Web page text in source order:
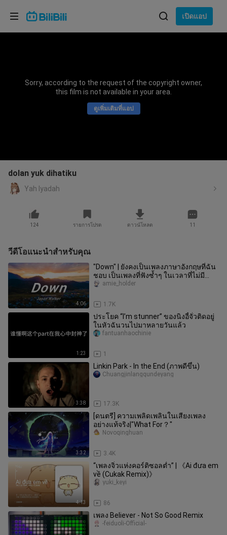
เปิดแอป
Sorry, according to the request of the copyright owner,
this film is not available in your area.
ดูเพิ่มเติมที่แอป
dolan yuk dihatiku
Yah Iyadah
124 รายการโปรด ดาวน์โหลด 11
วีดีโอแนะนำสำหรับคุณ
4:06
"Down" | ยังคงเป็นเพลงภาษาอังกฤษที่ฉัน
ชอบ เป็นเพลงที่ฟังซ้ำๆ ในเวลาที่ไม่มี
ความสุข
1.7K
amie_holder
1:23
ประโยค “I’m stunner” ของนิงอี้จั๋วติดอยู่
ในหัวฉันวนไปมาหลายวันแล้ว
1
fantuanhaochinie
3:38
Linkin Park - In the End (ภาพดีขึ้น)
17.3K
Chuangjinlangqundeyang
3:32
[ดนตรี] ความเพลิดเพลินในเสียงเพลง
อย่างแท้จริง|"What For？"
3.4K
Novoqinghuan
4:13
“เพลงจิ๋วแห่งคอร์ติซอลต่ำ” | 《Ai đưa em
về (Cukak Remix)》
86
yuki_keyi
เพลง Believer - Not So Good Remix
-feiduoli-Official-
เลือกภาษา